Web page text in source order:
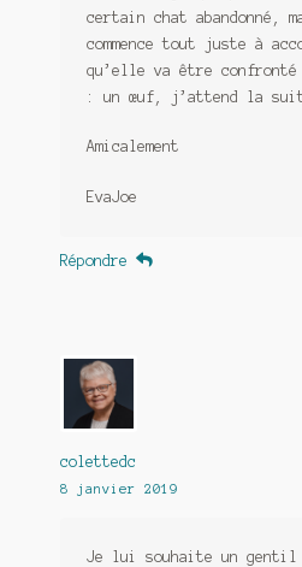
certain chat abandonné,
commence tout juste à
qu’elle va être confronté
: un œuf, j’attend la
Amicalement
EvaJoe
Répondre
colettedc
8 janvier 2019
Je lui souhaite un gentil